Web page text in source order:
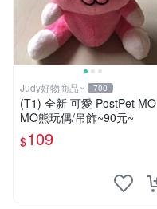
Judy好物商品~ 700
(T1) 全新 可愛 PostPet MO
MO熊玩偶/吊飾~90元~
$109